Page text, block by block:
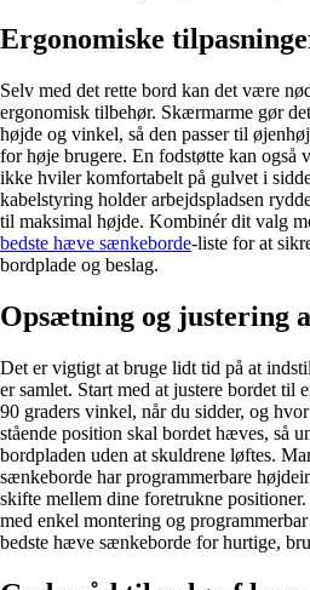
Ergonomiske
Selv med det rette bord kan det være
ergonomisk tilbehør. Skærmarme gør
højde og vinkel, så den passer til
for høje brugere. En fodstøtte kan også
ikke hviler komfortabelt på gulvet i
kabelstyring holder arbejdspladsen
til maksimal højde. Kombinér dit valg
bedste hæve sænkeborde-liste for at
bordplade og beslag.
Opsætning og justering
Det er vigtigt at bruge lidt tid på at
er samlet. Start med at justere bordet til
90 graders vinkel, når du sidder, og
stående position skal bordet hæves, så
bordpladen uden at skuldrene løftes.
sænkeborde har programmerbare
skifte mellem dine foretrukne
med enkel montering og
bedste hæve sænkeborde for hurtige,